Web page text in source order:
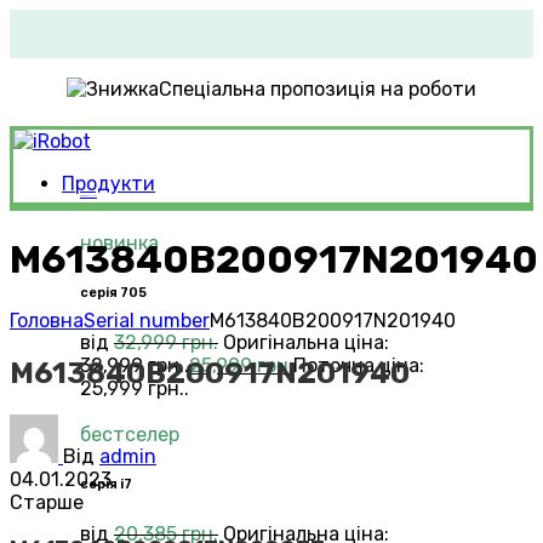
Спеціальна пропозиція на роботи
Продукти
новинка
серія 705
від 32,999грн. Оригінальна ціна:
32,999 грн..25,999грн.Поточна ціна:
25,999 грн..
бестселер
серія i7
від 20,385грн. Оригінальна ціна:
M613840B200917N201940
ГоловнаSerial numberM613840B200917N201940
M613840B200917N201940
Від admin
04.01.2023
Старше